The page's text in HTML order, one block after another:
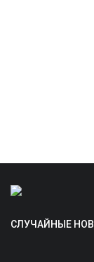
СЛУЧАЙНЫЕ